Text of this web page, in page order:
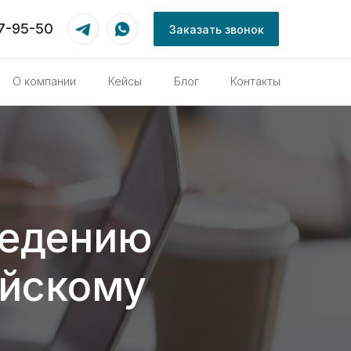
Заказать звонок
95-50
О компании Кейсы Блог Контакты